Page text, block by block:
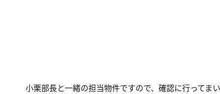
小栗部長と一緒の担当物件ですので、確認に行ってまい